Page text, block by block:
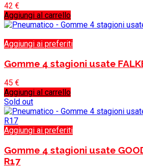
42 €
Aggiungi al carrello
Aggiungi ai preferiti
Gomme 4 stagioni usate
45 €
Aggiungi al carrello
Sold out
Aggiungi ai preferiti
Gomme 4 stagioni usate
R17